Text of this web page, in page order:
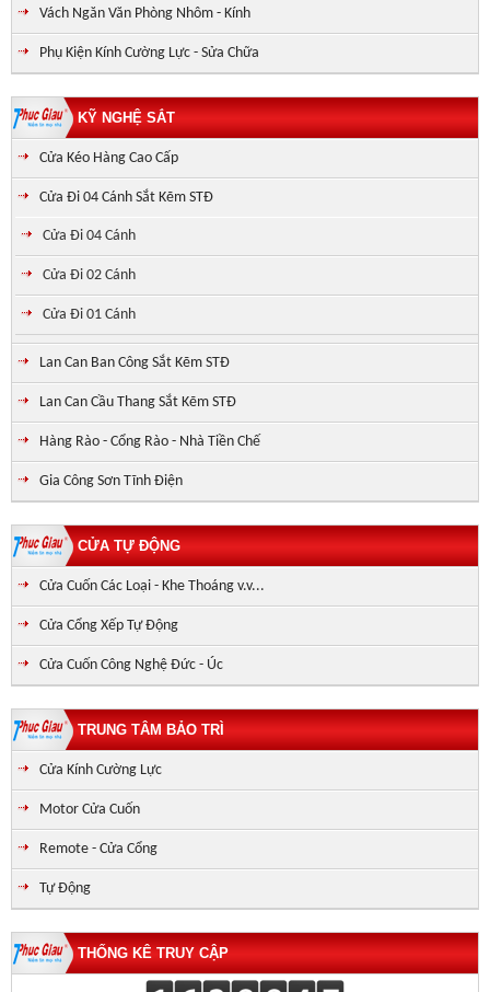
Vách Ngăn Văn Phòng Nhôm - Kính
Phụ Kiện Kính Cường Lực - Sửa Chữa
KỸ NGHỆ SẮT
Cửa Kéo Hàng Cao Cấp
Cửa Đi 04 Cánh Sắt Kẽm STĐ
Cửa Đi 04 Cánh
Cửa Đi 02 Cánh
Cửa Đi 01 Cánh
Lan Can Ban Công Sắt Kẽm STĐ
Lan Can Cầu Thang Sắt Kẽm STĐ
Hàng Rào - Cổng Rào - Nhà Tiền Chế
Gia Công Sơn Tĩnh Điện
CỬA TỰ ĐỘNG
Cửa Cuốn Các Loại - Khe Thoáng v.v...
Cửa Cổng Xếp Tự Động
Cửa Cuốn Công Nghệ Đức - Úc
TRUNG TÂM BẢO TRÌ
Cửa Kính Cường Lực
Motor Cửa Cuốn
Remote - Cửa Cổng
Tự Động
THỐNG KÊ TRUY CẬP